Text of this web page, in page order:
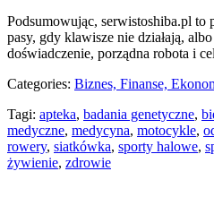
Podsumowując, serwistoshiba.pl to
pasy, gdy klawisze nie działają,
doświadczenie, porządna robota i
Categories: Biznes, Finanse,
Tagi: apteka, badania genetyczne,
medyczne, medycyna, motocykle,
rowery, siatkówka, sporty halowe,
żywienie, zdrowie